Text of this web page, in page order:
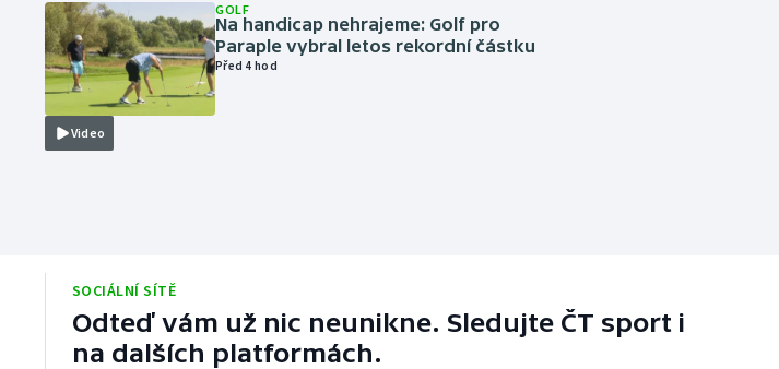
Video
GOLF
Na handicap nehrajeme: Golf pro
Paraple vybral letos rekordní částku
Před 4 hod
SOCIÁLNÍ SÍTĚ
Odteď vám už nic neunikne. Sledujte ČT sport i
na dalších platformách.